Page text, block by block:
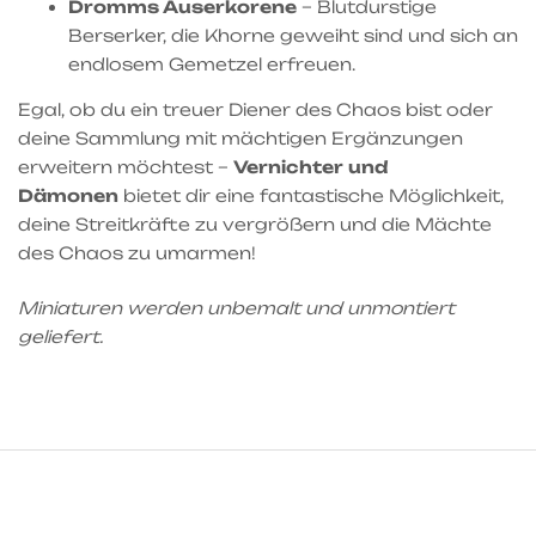
Dromms Auserkorene – Blutdurstige
Berserker, die Khorne geweiht sind und sich an
endlosem Gemetzel erfreuen.
Egal, ob du ein treuer Diener des Chaos bist oder
deine Sammlung mit mächtigen Ergänzungen
erweitern möchtest – Vernichter und
Dämonen bietet dir eine fantastische Möglichkeit,
deine Streitkräfte zu vergrößern und die Mächte
des Chaos zu umarmen!
Miniaturen werden unbemalt und unmontiert
geliefert.